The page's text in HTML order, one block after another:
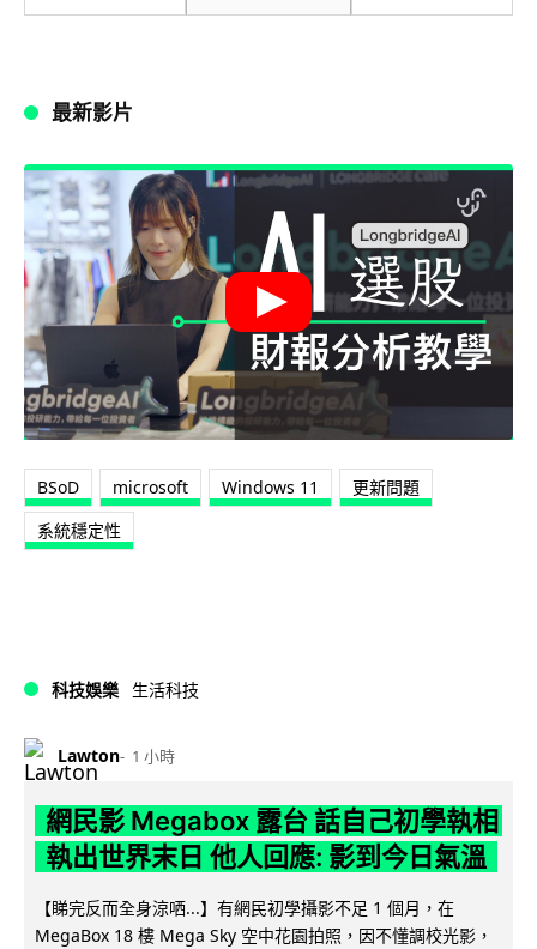
最新影片
BSoD microsoft Windows 11
更新問題
系統穩定性
科技娛樂 生活科技
Lawton 1 小時
網民影 Megabox 露台 話自己初學執相
執出世界末日 他人回應: 影到今日氣溫
【睇完反而全身涼哂...】有網民初學攝影不足 1 個月，在
MegaBox 18 樓 Mega Sky 空中花園拍照，因不懂調校光影，